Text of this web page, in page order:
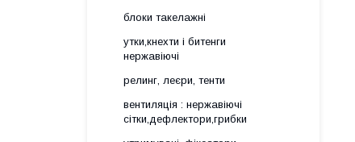
блоки такелажні
утки,кнехти і битенги
нержавіючі
релинг, леєри, тенти
вентиляція : нержавіючі
сітки,дефлектори,грибки